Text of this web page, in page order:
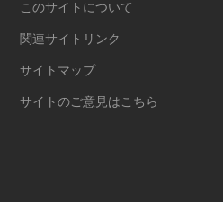
このサイトについて
関連サイトリンク
サイトマップ
サイトのご意見はこちら